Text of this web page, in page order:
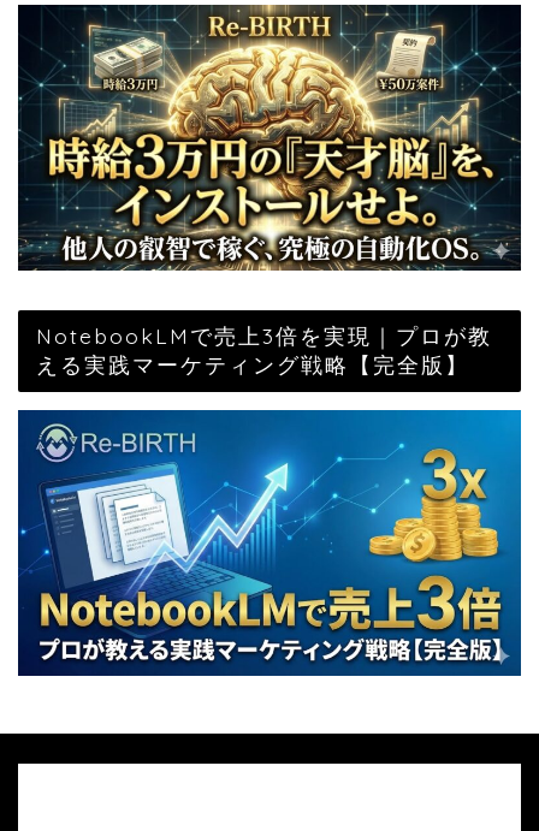
NotebookLMで売上3倍を実現｜プロが教
える実践マーケティング戦略【完全版】